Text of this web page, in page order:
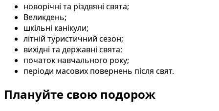
новорічні та різдвяні свята;
Великдень;
шкільні канікули;
літній туристичний сезон;
вихідні та державні свята;
початок навчального року;
періоди масових повернень після свят.
Плануйте свою подорож